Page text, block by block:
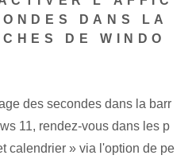
DANS LA
DE WINDO
des secondes dans la barr
11, rendez-vous dans les p
calendrier » via l'option de pe